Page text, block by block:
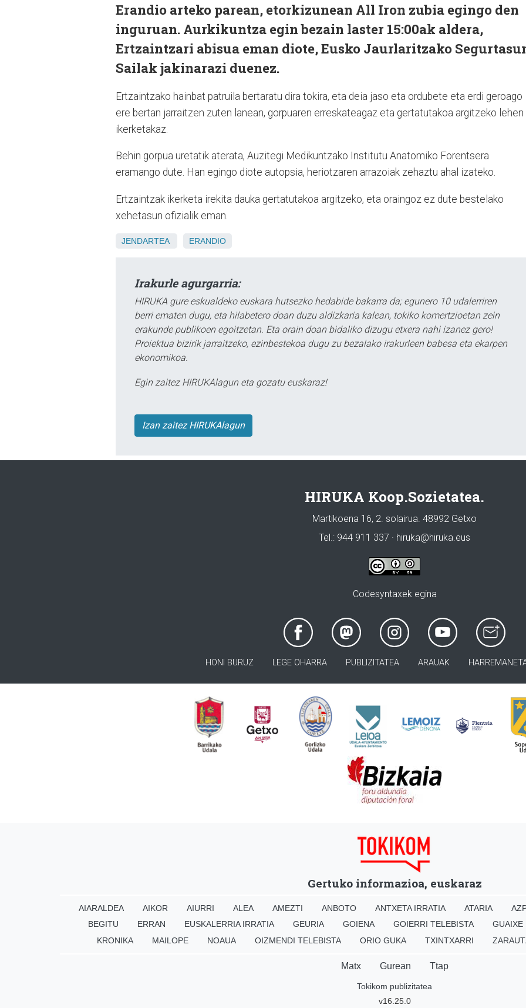
Erandio arteko parean, etorkizunean All Iron zubia egingo den
inguruan. Aurkikuntza egin bezain laster 15:00ak aldera,
Ertzaintzari abisua eman diote, Eusko Jaurlaritzako
Sailak jakinarazi duenez.
Ertzaintzako hainbat patruila bertaratu dira tokira, eta deia jaso eta ordubete eta erdi geroago
ere bertan jarraitzen zuten lanean, gorpuaren erreskateagaz eta gertatutakoa argitzeko lehen
ikerketakaz.
Behin gorpua uretatik aterata, Auzitegi Medikuntzako Institutu Anatomiko Forentsera
eramango dute. Han egingo diote autopsia, heriotzaren arrazoiak zehaztu ahal izateko.
Ertzaintzak ikerketa irekita dauka gertatutakoa argitzeko, eta oraingoz ez dute bestelako
xehetasun ofizialik eman.
JENDARTEA ERANDIO
Irakurle agurgarria:
HIRUKA gure eskualdeko euskara hutsezko hedabide bakarra da; egunero 10 udalerriren
berri ematen dugu, eta hilabetero doan duzu aldizkaria kalean, tokiko komertzioetan zein
erakunde publikoen egoitzetan. Eta orain doan bidaliko dizugu etxera nahi izanez gero!
Proiektua bizirik jarraitzeko, ezinbestekoa dugu zu bezalako irakurleen babesa eta ekarpen
ekonomikoa.
Egin zaitez HIRUKAlagun eta gozatu euskaraz!
Izan zaitez HIRUKAlagun
HIRUKA Koop.Sozietatea.
Martikoena 16, 2. solairua. 48992 Getxo
Tel.: 944 911 337 · hiruka@hiruka.eus
Codesyntaxek egina
HONI BURUZ LEGE OHARRA PUBLIZITATEA ARAUAK
Gertuko informazioa, euskaraz
AIARALDEA AIKOR AIURRI ALEA AMEZTI ANBOTO ANTXETA IRRATIA ATARIA
BEGITU
ERRAN EUSKALERRIA IRRATIA GEURIA GOIENA GOIERRI TELEBISTA
GUAIXE
KRONIKA
MAILOPE NOAUA OIZMENDI TELEBISTA ORIO GUKA TXINTXARRI
Matx Gurean Ttap
Tokikom publizitatea
v16.25.0